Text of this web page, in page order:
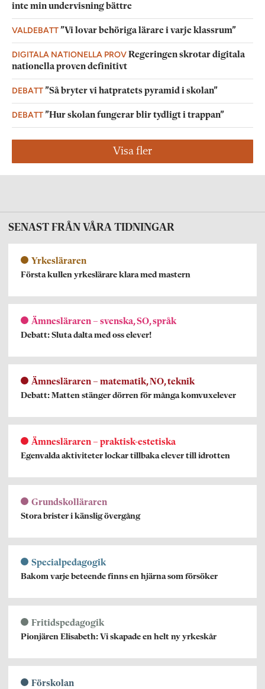
inte min undervisning bättre
VALDEBATT”Vi lovar behöriga lärare i varje klassrum”
DIGITALA NATIONELLA PROVRegeringen skrotar digitala
nationella proven definitivt
DEBATT”Så bryter vi hatpratets pyramid i skolan”
DEBATT”Hur skolan fungerar blir tydligt i trappan”
Visa fler
SENAST FRÅN VÅRA TIDNINGAR
Yrkesläraren
Första kullen yrkeslärare klara med mastern
Ämnesläraren – svenska, SO, språk
Debatt: Sluta dalta med oss elever!
Ämnesläraren – matematik, NO, teknik
Debatt: Matten stänger dörren för många komvuxelever
Ämnesläraren – praktisk-estetiska
Egenvalda aktiviteter lockar tillbaka elever till idrotten
Grundskolläraren
Stora brister i känslig övergång
Specialpedagogik
Bakom varje beteende finns en hjärna som försöker
Fritidspedagogik
Pionjären Elisabeth: Vi skapade en helt ny yrkeskår
Förskolan